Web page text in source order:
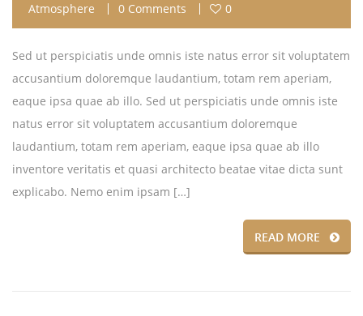
Atmosphere 0 Comments 0
Sed ut perspiciatis unde omnis iste natus error sit voluptatem
accusantium doloremque laudantium, totam rem aperiam,
eaque ipsa quae ab illo. Sed ut perspiciatis unde omnis iste
natus error sit voluptatem accusantium doloremque
laudantium, totam rem aperiam, eaque ipsa quae ab illo
inventore veritatis et quasi architecto beatae vitae dicta sunt
explicabo. Nemo enim ipsam […]
READ MORE